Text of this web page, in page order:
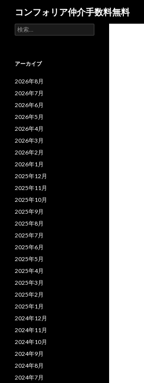
コンフォリア仲介手数料無料
検
索:
アーカイブ
2026年8月
2026年7月
2026年6月
2026年5月
2026年4月
2026年3月
2026年2月
2026年1月
2025年12月
2025年11月
2025年10月
2025年9月
2025年8月
2025年7月
2025年6月
2025年5月
2025年4月
2025年3月
2025年2月
2025年1月
2024年12月
2024年11月
2024年10月
2024年9月
2024年8月
2024年7月